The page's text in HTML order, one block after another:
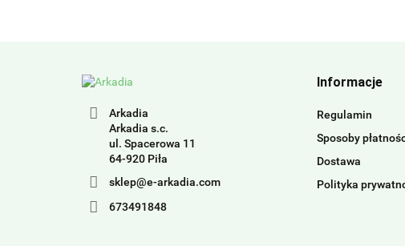
Arkadia
Arkadia s.c.
ul. Spacerowa 11
64-920 Piła
sklep@e-arkadia.com
673491848
Informacje
Regulamin
Sposoby
Dostawa
Polityka